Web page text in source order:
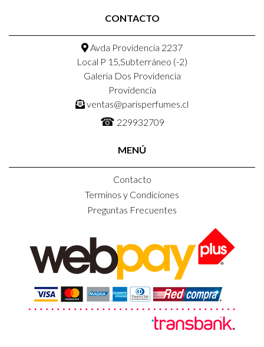
CONTACTO
Avda Providencia 2237
Local P 15,Subterráneo (-2)
Galeria Dos Providencia
Providencia
ventas@parisperfumes.cl
☎ 229932709
MENÚ
Contacto
Terminos y Condiciones
Preguntas Frecuentes